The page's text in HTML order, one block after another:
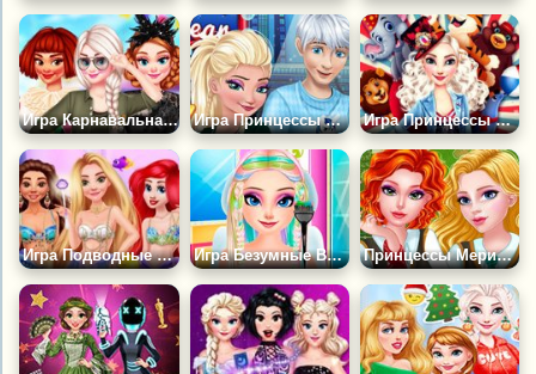
Игра Карнавальная Вечеринка Принцесс Игра Принцессы Диснея: Пара Года Игра Принцессы в Цирке
Игра Подводные Приключения Принцесс Игра Безумные Выходные Принцесс Диснея Принцессы Мерида и Аврора в Колледже